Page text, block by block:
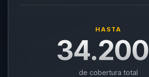
HASTA
34.200
de cobertura total